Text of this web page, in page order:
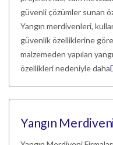
güvenli çözümler sunan
Yangın merdivenleri,
güvenlik özelliklerine
malzemeden yapılan
özellikleri nedeniyle daha
Yangın